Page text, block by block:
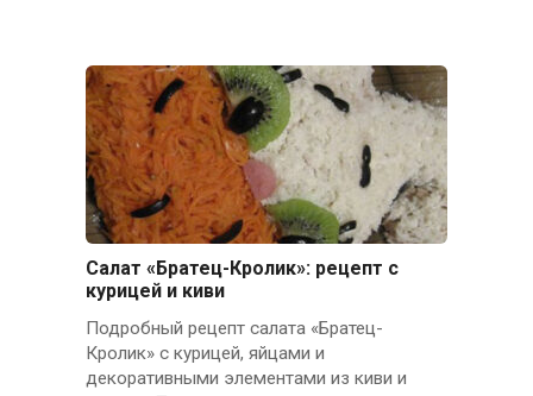
Салат «Братец-Кролик»: рецепт с
курицей и киви
Подробный рецепт салата «Братец-
Кролик» с курицей, яйцами и
декоративными элементами из киви и